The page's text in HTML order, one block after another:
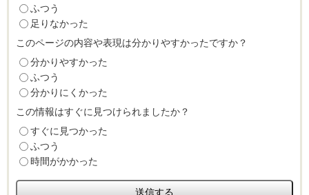
ふつう
足りなかった
このページの内容や表現は分かりやすかったですか？
分かりやすかった
ふつう
分かりにくかった
この情報はすぐに見つけられましたか？
すぐに見つかった
ふつう
時間がかかった